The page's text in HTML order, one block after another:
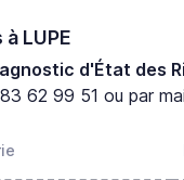
LUPE
d'État des
62 99 51 ou par